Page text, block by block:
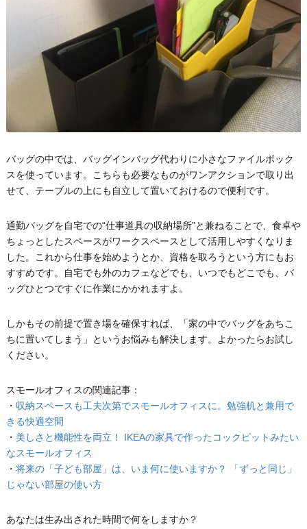
バッグの中では、バッグインバッグ代わりに小さなファイルボック
スを使っています。こちらも必要なものがワンアクションで取り出
せて、テーブルの上にも自立して置いておけるので便利です。
通勤バッグを自宅での“仕事道具の収納場所”と兼ねることで、食卓や
ちょっとしたスペースがワークスペースとして活用しやすくなりま
した。これから仕事を始めようとか、資格を取ろうという方にもお
すすめです。自宅でも外のカフェなどでも、いつでもどこでも、バ
ッグひとつですぐに作業にかかれますよ。
しかもその前提で置き場を確保すれば、「家の中でバッグをあちこ
ちに置いてしまう」というお悩みも解決します。よかったらお試し
ください。
スモールオフィスの関連記事：
・ 収納スペースも工夫次第でスモールオフィスに。勉強机と兼用で
きる快適空間
・ 美しさと機能性を両立！ IKEAの家具で作ったコックピットみたい
なスモールオフィス
・ 将来の「子ども部屋」は、いま何に使いますか？ 「ずっと同じ」
じゃない部屋の使い方
あなたは生み出された時間で何をしますか？